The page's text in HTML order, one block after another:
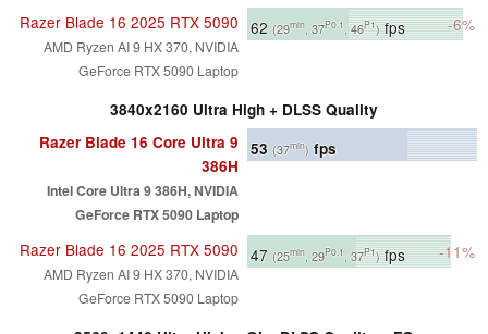
Razer Blade 16 2025 RTX 5090
AMD Ryzen AI 9 HX 370, NVIDIA
GeForce RTX 5090 Laptop
62 (29min , 37P0.1 , 46P1)fps -6%
3840x2160 Ultra High + DLSS Quality
Razer Blade 16 Core Ultra 9
386H
Intel Core Ultra 9 386H, NVIDIA
GeForce RTX 5090 Laptop
53 (37min) fps
Razer Blade 16 2025 RTX 5090
AMD Ryzen AI 9 HX 370, NVIDIA
GeForce RTX 5090 Laptop
47 (25min , 29P0.1 , 37P1)fps -11%